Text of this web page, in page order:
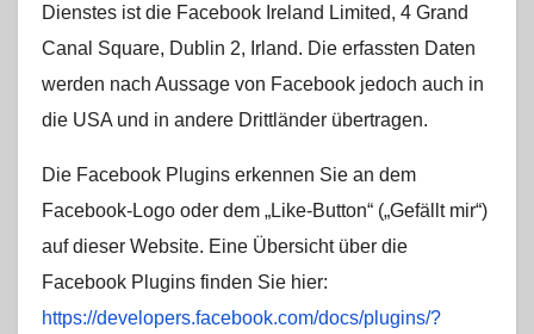
Dienstes ist die Facebook Ireland Limited, 4 Grand
Canal Square, Dublin 2, Irland. Die erfassten Daten
werden nach Aussage von Facebook jedoch auch in
die USA und in andere Drittländer übertragen.
Die Facebook Plugins erkennen Sie an dem
Facebook-Logo oder dem „Like-Button“ („Gefällt mir“)
auf dieser Website. Eine Übersicht über die
Facebook Plugins finden Sie hier:
https://developers.facebook.com/docs/plugins/?